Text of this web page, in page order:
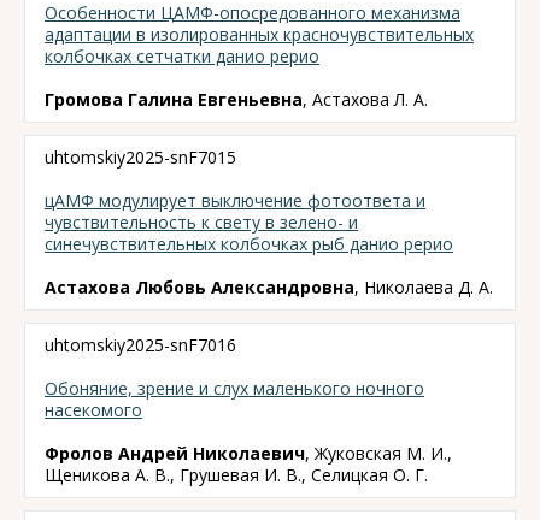
Особенности ЦАМФ-опосредованного механизма
адаптации в изолированных красночувствительных
колбочках сетчатки данио рерио
Громова Галина Евгеньевна, Астахова Л. А.
uhtomskiy2025-snF7015
цАМФ модулирует выключение фотоответа и
чувствительность к свету в зелено- и
синечувствительных колбочках рыб данио рерио
Астахова Любовь Александровна, Николаева Д. А.
uhtomskiy2025-snF7016
Обоняние, зрение и слух маленького ночного
насекомого
Фролов Андрей Николаевич, Жуковская М. И.,
Щеникова А. В., Грушевая И. В., Селицкая О. Г.